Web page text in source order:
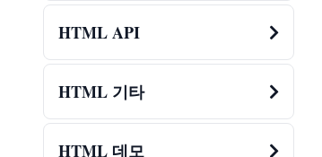
HTML API
HTML 기타
HTML 데모